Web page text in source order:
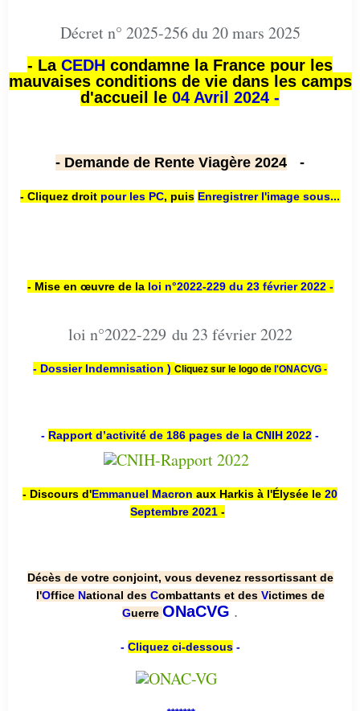
Décret n° 2025-256 du 20 mars 2025
- La CEDH condamne la France pour les
mauvaises conditions de vie dans les camps
d'accueil le 04 Avril 2024 -
- Demande de Rente Viagère 2024 -
- Cliquez droit pour les PC, puis Enregistrer l'image sous...
- Mise en œuvre de la loi n°2022-229 du 23 février 2022 -
loi n°2022-229 du 23 février 2022
- Dossier Indemnisation ) Cliquez sur le logo de l'ONACVG -
- Rapport d’activité de 186 pages de la CNIH 2022 -
- Discours d'Emmanuel Macron aux Harkis à l'Élysée le 20
Septembre 2021 -
Décès de votre conjoint, vous devenez ressortissant de
l'Office National des Combattants et des Victimes de
Guerre ONaCVG .
- Cliquez ci-dessous-